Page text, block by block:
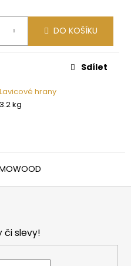
DO KOŠÍKU
Lavicové hrany
3.2 kg
Sdílet
či slevy!